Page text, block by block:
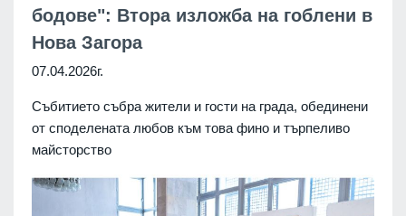
бодове": Втора изложба на гоблени в
Нова Загора
07.04.2026г.
Събитието събра жители и гости на града, обединени
от споделената любов към това фино и търпеливо
майсторство